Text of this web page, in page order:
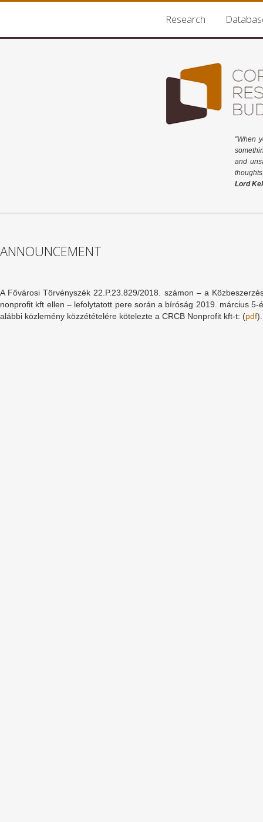
Research
"When
and
Lord
ANNOUNCEMENT
A Fővárosi Törvényszék 22.P.23.829/2018. számon – a
nonprofit kft ellen – lefolytatott pere során a bíróság 2019. március
alábbi közlemény közzétételére kötelezte a CRCB Nonprofit kft-t: (pdf).